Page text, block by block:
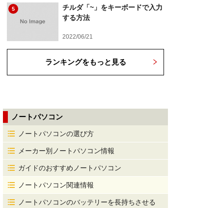
5
チルダ「~」をキーボードで入力
する方法
2022/06/21
ランキングをもっと見る
ノートパソコン
ノートパソコンの選び方
メーカー別ノートパソコン情報
ガイドのおすすめノートパソコン
ノートパソコン関連情報
ノートパソコンのバッテリーを長持ちさせる